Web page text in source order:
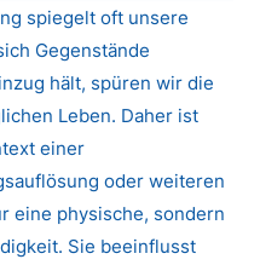
spiegelt oft unsere
Gegenstände
hält, spüren wir die
Leben. Daher ist
einer
oder weiteren
eine physische, sondern
Sie beeinflusst